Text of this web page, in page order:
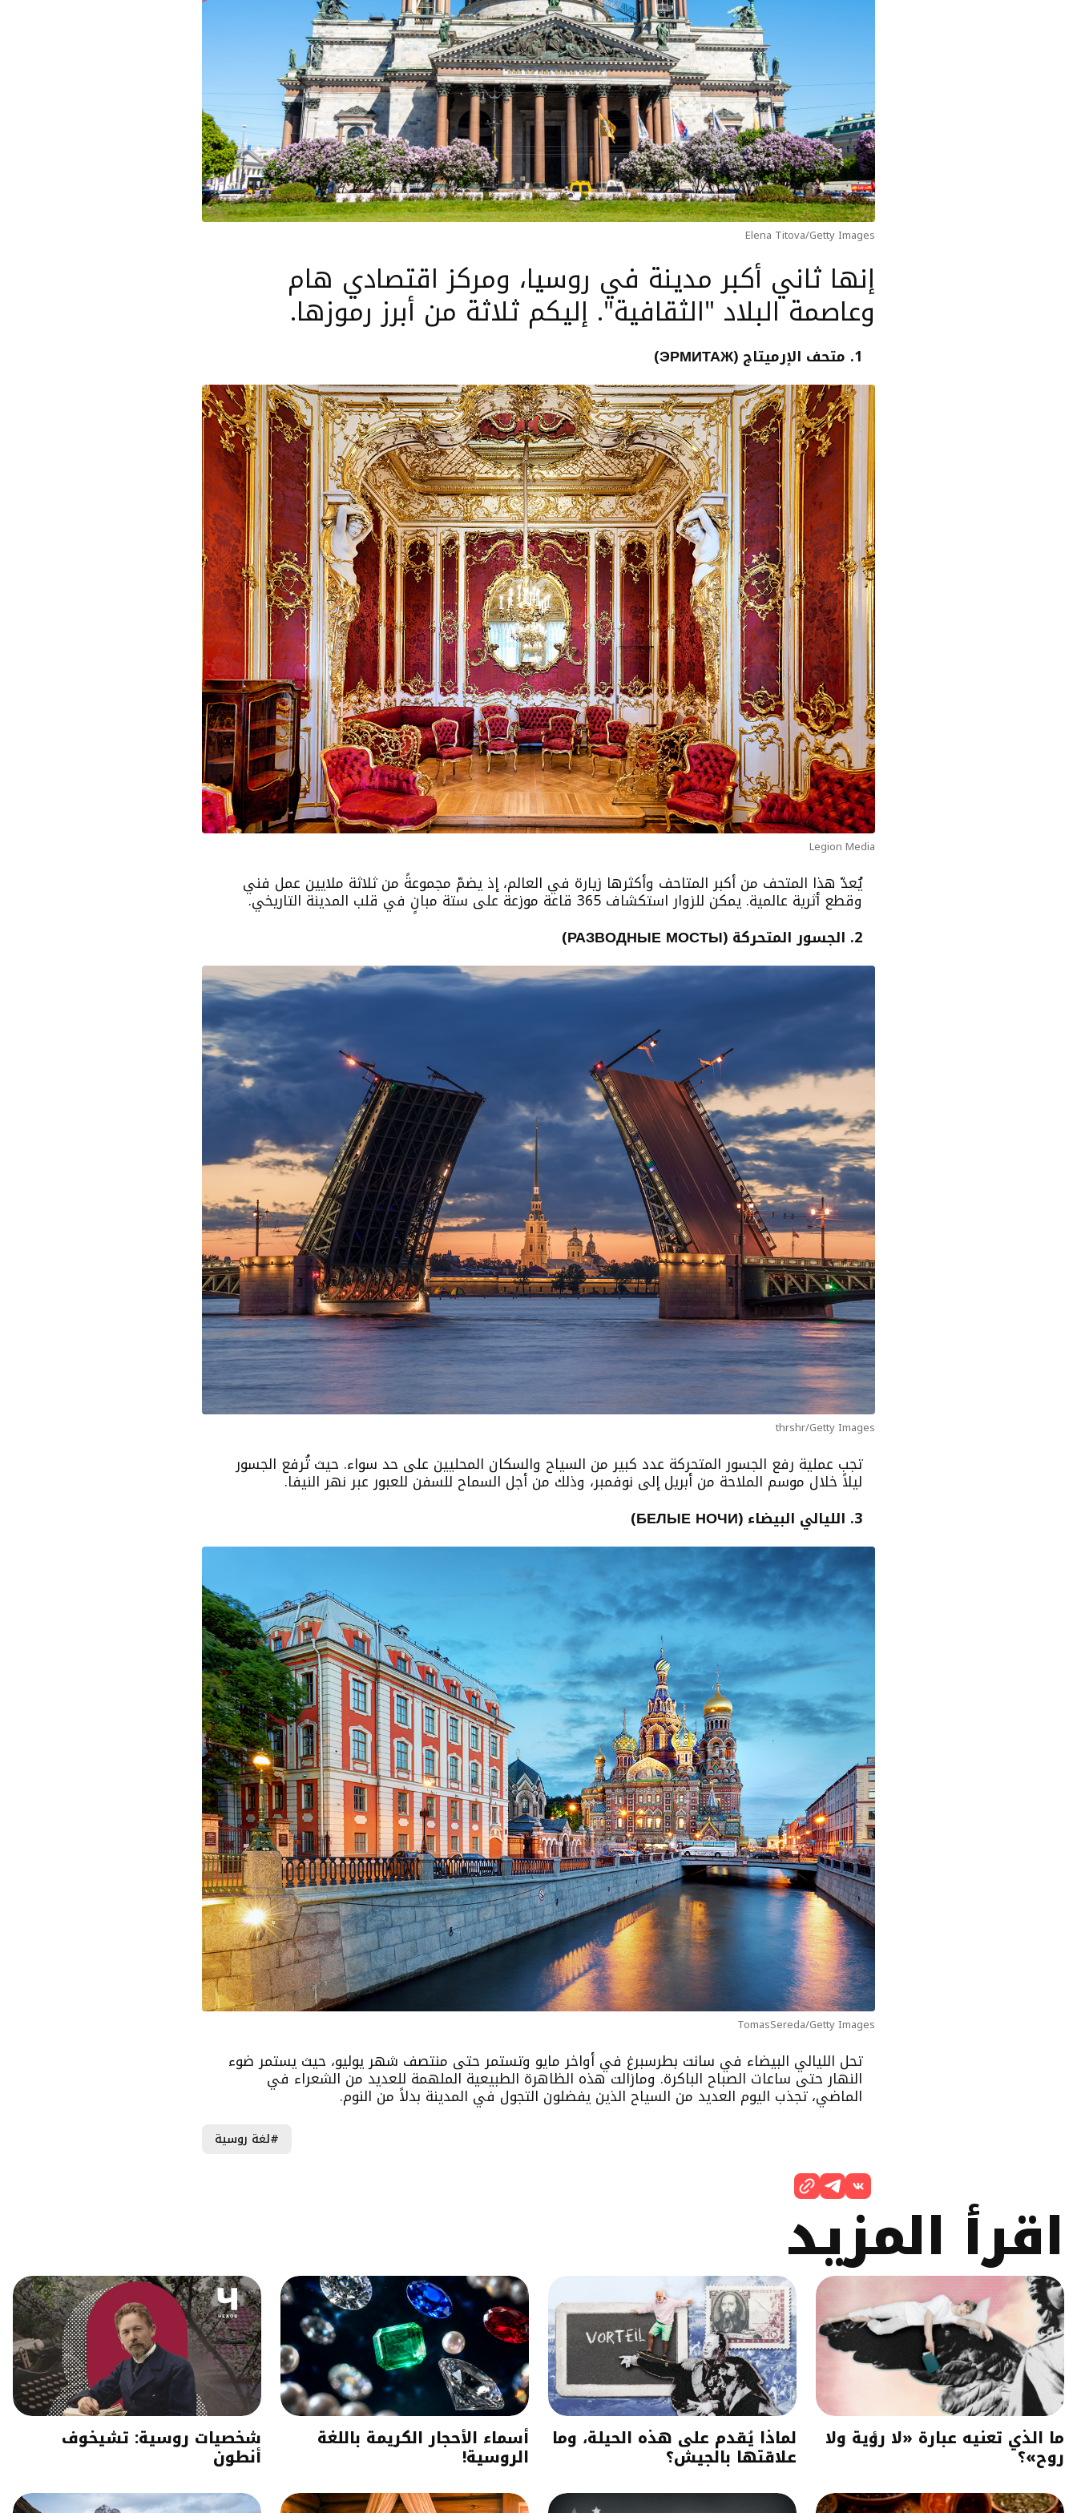
Elena Titova/Getty Images
إنها ثاني أكبر مدينة في روسيا، ومركز اقتصادي هام
وعاصمة البلاد "الثقافية". إليكم ثلاثة من أبرز رموزها.
1. متحف الإرميتاج (ЭРМИТАЖ)
Legion Media
يُعدّ هذا المتحف من أكبر المتاحف وأكثرها زيارة في العالم، إذ يضمّ مجموعةً من ثلاثة ملايين عمل فني
وقطع أثرية عالمية. يمكن للزوار استكشاف 365 قاعة موزعة على ستة مبانٍ في قلب المدينة التاريخي.
2. الجسور المتحركة (РАЗВОДНЫЕ МОСТЫ)
thrshr/Getty Images
تجب عملية رفع الجسور المتحركة عدد كبير من السياح والسكان المحليين على حد سواء. حيث تُرفع الجسور
ليلاً خلال موسم الملاحة من أبريل إلى نوفمبر، وذلك من أجل السماح للسفن للعبور عبر نهر النيفا.
3. الليالي البيضاء (БЕЛЫЕ НОЧИ)
TomasSereda/Getty Images
تحل الليالي البيضاء في سانت بطرسبرغ في أواخر مايو وتستمر حتى منتصف شهر يوليو، حيث يستمر ضوء
النهار حتى ساعات الصباح الباكرة. ومازالت هذه الظاهرة الطبيعية الملهمة للعديد من الشعراء في
الماضي، تجذب اليوم العديد من السياح الذين يفضلون التجول في المدينة بدلاً من النوم.
#لغة روسية
اقرأ المزيد
ما الذي تعنيه عبارة «لا رؤية ولا
روح»؟
لماذا يُقدم على هذه الحيلة، وما
علاقتها بالجيش؟
أسماء الأحجار الكريمة باللغة
الروسية!
شخصيات روسية: تشيخوف
أنطون